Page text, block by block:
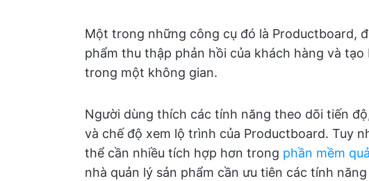
Một trong những công cụ đó là Productboard,
phẩm thu thập phản hồi của khách hàng và
trong một không gian.
Người dùng thích các tính năng theo dõi tiến
và chế độ xem lộ trình của Productboard. Tuy
thể cần nhiều tích hợp hơn trong phần mềm
nhà quản lý sản phẩm cần ưu tiên các tính